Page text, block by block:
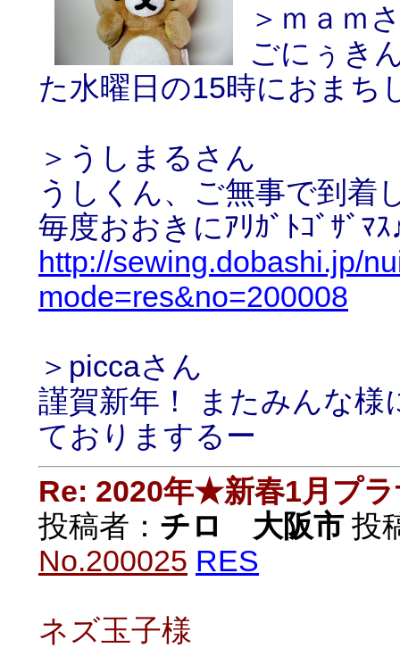
＞ｍａｍ
ごにぅき
た水曜日の15時におまち
＞うしまるさん
うしくん、ご無事で到着
毎度おおきにｱﾘｶﾞﾄｺﾞｻﾞﾏｽ
http://sewing.dobashi.jp/
mode=res&no=200008
＞piccaさん
謹賀新年！ またみんな
ておりまするー
Re: 2020年★新春1月プ
投稿者： チロ 大阪市 投
No.200025 RES
ネズ玉子様